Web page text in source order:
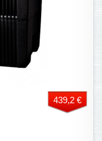
439,2 €